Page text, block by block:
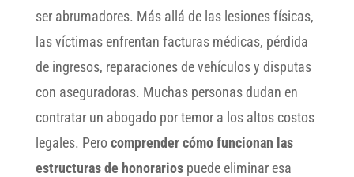
ser abrumadores. Más allá de las lesiones físicas,
las víctimas enfrentan facturas médicas, pérdida
de ingresos, reparaciones de vehículos y disputas
con aseguradoras. Muchas personas dudan en
contratar un abogado por temor a los altos costos
legales. Perocomprender cómo funcionan las
estructuras de honorariospuede eliminar esa